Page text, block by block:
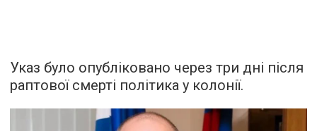
Указ було опубліковано через три дні після
раптової смерті політика у колонії.